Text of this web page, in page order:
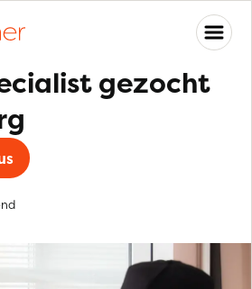
gezocht